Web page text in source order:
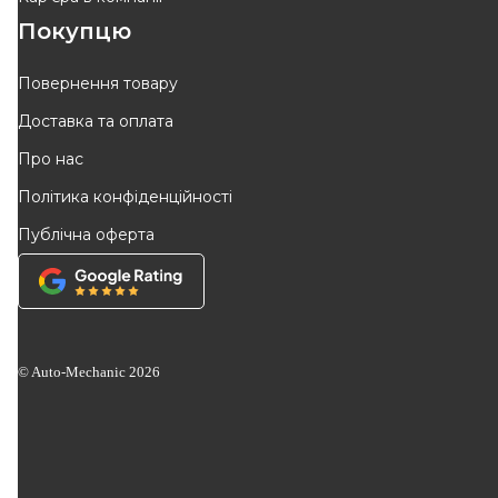
Покупцю
Повернення товару
Доставка та оплата
Про нас
Політика конфіденційності
Публічна оферта
© Auto-Mechanic 2026